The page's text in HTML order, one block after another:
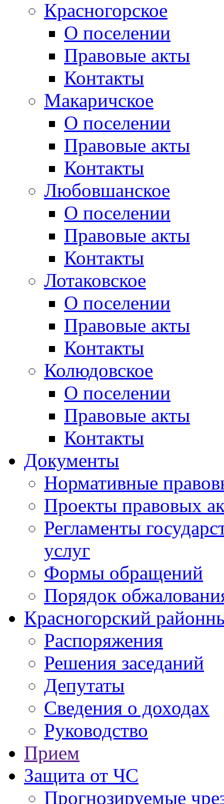
Красногорское
О поселении
Правовые акты
Контакты
Макаричское
О поселении
Правовые акты
Контакты
Любовшанское
О поселении
Правовые акты
Контакты
Лотаковское
О поселении
Правовые акты
Контакты
Колюдовское
О поселении
Правовые акты
Контакты
Документы
Нормативные
Проекты правовых
Регламенты
услуг
Формы обращений
Порядок
Красногорский
Распоряжения
Решения заседаний
Депутаты
Сведения о доходах
Руководство
Прием
Защита от ЧС
Прогнозируемые